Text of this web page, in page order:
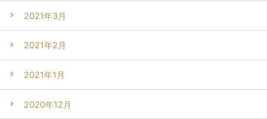
2021年3月
2021年2月
2021年1月
2020年12月